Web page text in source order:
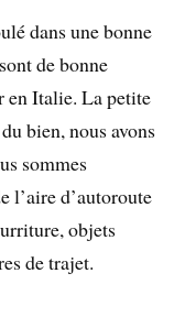
dans une bonne
de bonne
en Italie. La petite
bien, nous avons
sommes
l’aire d’autoroute
objets
de trajet.